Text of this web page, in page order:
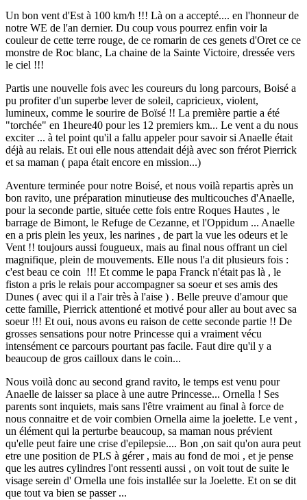
Un bon vent d'Est à 100 km/h !!! Là on a accepté.... en l'honneur de
notre WE de l'an dernier. Du coup vous pourrez enfin voir la
couleur de cette terre rouge, de ce romarin de ces genets d'Oret ce ce
monstre de Roc blanc, La chaine de la Sainte Victoire, dressée vers
le ciel !!!
Partis une nouvelle fois avec les coureurs du long parcours, Boisé a
pu profiter d'un superbe lever de soleil, capricieux, violent,
lumineux, comme le sourire de Boïsé !! La première partie a été
"torchée" en 1heure40 pour les 12 premiers km... Le vent a du nous
exciter ... à tel point qu'il a fallu appeler pour savoir si Anaelle était
déjà au relais. Et oui elle nous attendait déjà avec son frérot Pierrick
et sa maman ( papa était encore en mission...)
Aventure terminée pour notre Boisé, et nous voilà repartis après un
bon ravito, une préparation minutieuse des multicouches d'Anaelle,
pour la seconde partie, située cette fois entre Roques Hautes , le
barrage de Bimont, le Refuge de Cezanne, et l'Oppidum ... Anaelle
en a pris plein les yeux, les narines , de part la vue les odeurs et le
Vent !! toujours aussi fougueux, mais au final nous offrant un ciel
magnifique, plein de mouvements. Elle nous l'a dit plusieurs fois :
c'est beau ce coin !!! Et comme le papa Franck n'était pas là , le
fiston a pris le relais pour accompagner sa soeur et ses amis des
Dunes ( avec qui il a l'air très à l'aise ) . Belle preuve d'amour que
cette famille, Pierrick attentioné et motivé pour aller au bout avec sa
soeur !!! Et oui, nous avons eu raison de cette seconde partie !! De
grosses sensations pour notre Princesse qui a vraiment vécu
intensément ce parcours pourtant pas facile. Faut dire qu'il y a
beaucoup de gros cailloux dans le coin...
Nous voilà donc au second grand ravito, le temps est venu pour
Anaelle de laisser sa place à une autre Princesse... Ornella ! Ses
parents sont inquiets, mais sans l'être vraiment au final à force de
nous connaitre et de voir combien Ornella aime la joelette. Le vent ,
un élément qui la perturbe beaucoup, sa maman nous prévient
qu'elle peut faire une crise d'epilepsie.... Bon ,on sait qu'on aura peut
etre une position de PLS à gérer , mais au fond de moi , et je pense
que les autres cylindres l'ont ressenti aussi , on voit tout de suite le
visage serein d' Ornella une fois installée sur la Joelette. Et on se dit
que tout va bien se passer ...